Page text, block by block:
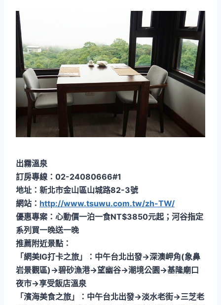
出霧溫泉
訂房專線：02-24080666#1
地址：新北市金山區山城路82-3號
網站： http://www.tsuwu.com.tw/zh-TW/
優惠專案：心動價一泊一食NT$3850元起；河谷指定
系列買一晚送一晚
推薦附近景點：
「網美IG打卡之旅」：中午台北出發→深澳岬角(象鼻
岩景觀區)→碧砂漁港→望幽谷→潮境公園→基隆廟口
夜市→享受飯店溫泉
「濱海美食之旅」：中午台北出發→淡水老街→三芝老